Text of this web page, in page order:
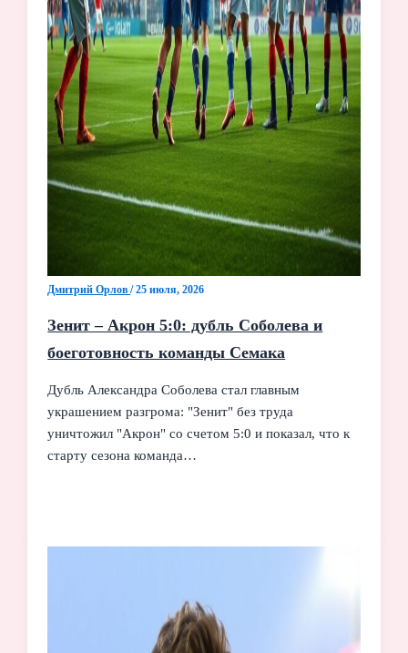
Дмитрий Орлов/25 июля, 2026
Зенит – Акрон 5:0: дубль Соболева и
боеготовность команды Семака
Дубль Александра Соболева стал главным
украшением разгрома: "Зенит" без труда
уничтожил "Акрон" со счетом 5:0 и показал, что к
старту сезона команда…